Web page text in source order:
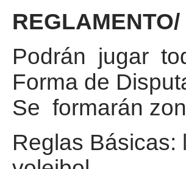
Podrán jugar
Forma de
Se formarán
Reglas